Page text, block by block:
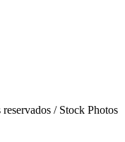
/ Stock Photos